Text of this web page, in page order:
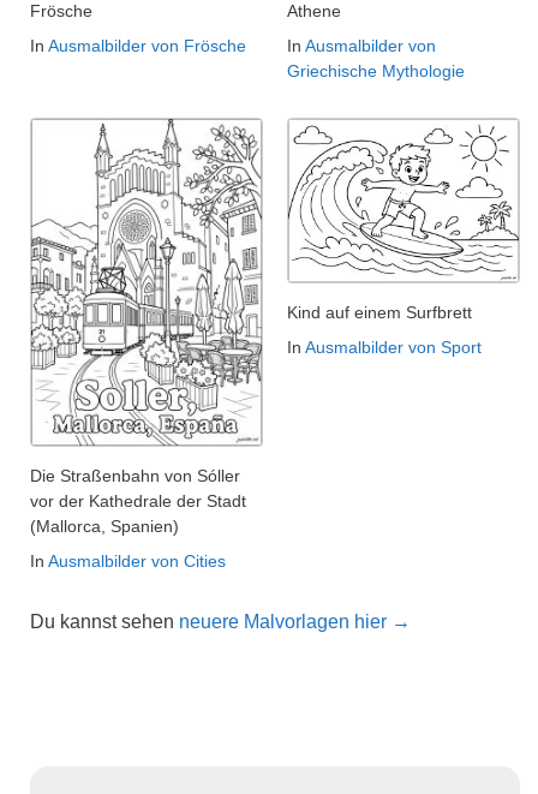
Frösche
In Ausmalbilder von Frösche
Athene
In Ausmalbilder von
Griechische Mythologie
Die Straßenbahn von Sóller
vor der Kathedrale der Stadt
(Mallorca, Spanien)
In Ausmalbilder von Cities
Kind auf einem Surfbrett
In Ausmalbilder von Sport
Du kannst sehen neuere Malvorlagen hier →